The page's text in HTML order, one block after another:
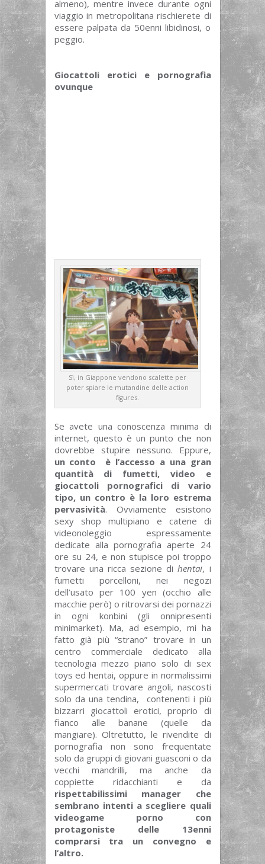
almeno), mentre invece durante ogni
viaggio in metropolitana rischierete di
essere palpata da 50enni libidinosi, o
peggio.
Giocattoli erotici e pornografia
ovunque
Sì, in Giappone vendono scalette per
poter spiare le mutandine delle action
figures.
Se avete una conoscenza minima di
internet, questo è un punto che non
dovrebbe stupire nessuno. Eppure,
un conto è l’accesso a una gran
quantità di fumetti, video e
giocattoli pornografici di vario
tipo, un contro è la loro estrema
pervasività. Ovviamente esistono
sexy shop multipiano e catene di
videonoleggio espressamente
dedicate alla pornografia aperte 24
ore su 24, e non stupisce poi troppo
trovare una ricca sezione dihentai, i
fumetti porcelloni, nei negozi
dell’usato per 100 yen (occhio alle
macchie però) o ritrovarsi dei pornazzi
in ogni konbini (gli onnipresenti
minimarket). Ma, ad esempio, mi ha
fatto già più “strano” trovare in un
centro commerciale dedicato alla
tecnologia mezzo piano solo di sex
toys ed hentai, oppure in normalissimi
supermercati trovare angoli, nascosti
solo da una tendina, contenenti i più
bizzarri giocattoli erotici, proprio di
fianco alle banane (quelle da
mangiare). Oltretutto, le rivendite di
pornografia non sono frequentate
solo da gruppi di giovani guasconi o da
vecchi mandrilli, ma anche da
coppiette ridacchianti e da
rispettabilissimi manager che
sembrano intenti a scegliere quali
videogame porno con
protagoniste delle 13enni
comprarsi tra un convegno e
l’altro.